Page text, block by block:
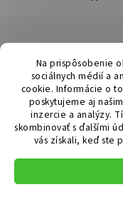
Na prispôsobenie
sociálnych médií a
cookie. Informácie o
poskytujeme aj
inzercie a analýzy.
skombinovať s ďalšími
vás získali, keď ste
á